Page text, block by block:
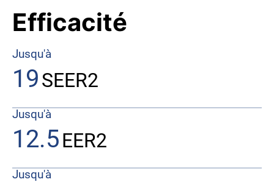
Efficacité
Jusqu'à
19SEER2
Jusqu'à
12.5EER2
Jusqu'à